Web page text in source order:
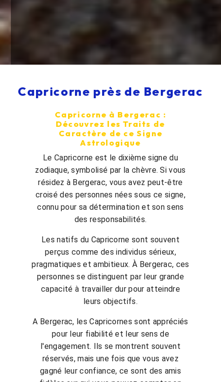
Capricorne près de Bergerac
Capricorne à Bergerac :
Découvrez les Traits de
Caractère de ce Signe
Astrologique
Le Capricorne est le dixième signe du
zodiaque, symbolisé par la chèvre. Si vous
résidez à Bergerac, vous avez peut-être
croisé des personnes nées sous ce signe,
connu pour sa détermination et son sens
des responsabilités.
Les natifs du Capricorne sont souvent
perçus comme des individus sérieux,
pragmatiques et ambitieux. À Bergerac, ces
personnes se distinguent par leur grande
capacité à travailler dur pour atteindre
leurs objectifs.
A Bergerac, les Capricornes sont appréciés
pour leur fiabilité et leur sens de
l'engagement. Ils se montrent souvent
réservés, mais une fois que vous avez
gagné leur confiance, ce sont des amis